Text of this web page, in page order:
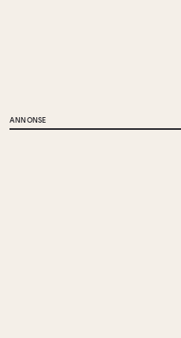
ANNONSE